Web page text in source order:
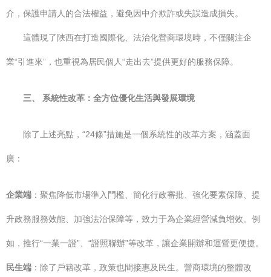
介，保護申請人的合法權益，避免因中介欺詐或失誤造成損失。
這體現了陜西在打造國際化、法治化營商環境時，不僅關注企
業“引進來”，也重視為居民個人“走出去”提供更好的服務保障。
三、 系統性改革：全方位優化生活與發展環境
除了上述亮點，“24條”措施是一個系統性的改革方案，涵蓋面
廣：
企業端 ：聚焦降低市場準入門檻、簡化行政審批、強化要素保障、提
升政務服務效能、加強法治保障等，致力于為企業經營減負增效。例
如，推行“一業一證”、“證照聯辦”等改革，讓企業開辦和運營更便捷。
民生端 ：除了戶籍改革，政策也間接惠及民生。營商環境的整體改